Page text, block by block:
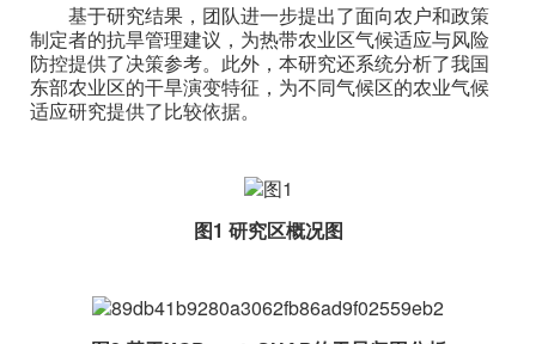
基于研究结果，团队进一步提出了面向农户和政策
制定者的抗旱管理建议，为热带农业区气候适应与风险
防控提供了决策参考。此外，本研究还系统分析了我国
东部农业区的干旱演变特征，为不同气候区的农业气候
适应研究提供了比较依据。
图1 研究区概况图